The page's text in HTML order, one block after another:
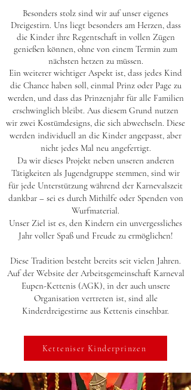
Besonders stolz sind wir auf unser eigenes
Dreigestirn. Uns liegt besonders am Herzen, dass
die Kinder ihre Regentschaft in vollen Zügen
genießen können, ohne von einem Termin zum
nächsten hetzen zu müssen.
Ein weiterer wichtiger Aspekt ist, dass jedes Kind
die Chance haben soll, einmal Prinz oder Page zu
werden, und dass das Prinzenjahr für alle Familien
erschwinglich bleibt. Aus diesem Grund nutzen
wir zwei Kostümdesigns, die sich abwechseln. Diese
werden individuell an die Kinder angepasst, aber
nicht jedes Mal neu angefertigt.
Da wir dieses Projekt neben unseren anderen
Tätigkeiten als Jugendgruppe stemmen, sind wir
für jede Unterstützung während der Karnevalszeit
dankbar – sei es durch Mithilfe oder Spenden von
Wurfmaterial.
Unser Ziel ist es, den Kindern ein unvergessliches
Jahr voller Spaß und Freude zu ermöglichen!
Diese Tradition besteht bereits seit vielen Jahren.
Auf der Website der Arbeitsgemeinschaft Karneval
Eupen-Kettenis (AGK), in der auch unsere
Organisation vertreten ist, sind alle
Kinderdreigestirne aus Kettenis einsehbar.
Ketteniser Kinderprinzen